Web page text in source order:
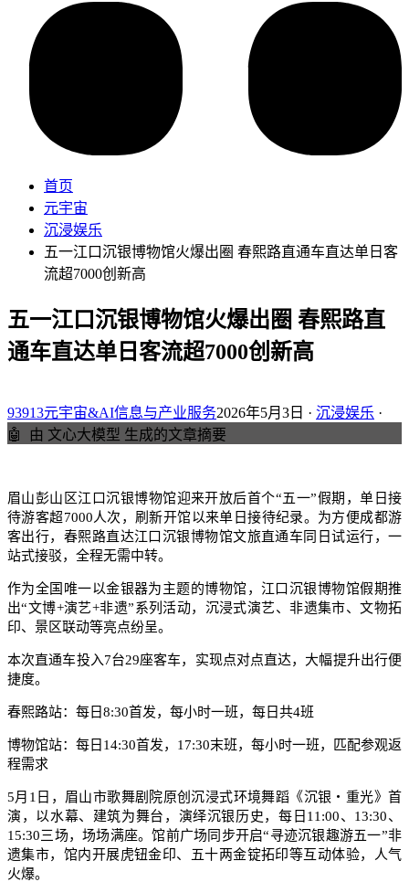
首页
元宇宙
沉浸娱乐
五一江口沉银博物馆火爆出圈 春熙路直通车直达单日客
流超7000创新高
五一江口沉银博物馆火爆出圈 春熙路直
通车直达单日客流超7000创新高
93913元宇宙&AI信息与产业服务2026年5月3日 · 沉浸娱乐 ·
🤖
由 文心大模型 生成的文章摘要
眉山彭山区江口沉银博物馆迎来开放后首个“五一”假期，单日接
待游客超7000人次，刷新开馆以来单日接待纪录。为方便成都游
客出行，春熙路直达江口沉银博物馆文旅直通车同日试运行，一
站式接驳，全程无需中转。
作为全国唯一以金银器为主题的博物馆，江口沉银博物馆假期推
出“文博+演艺+非遗”系列活动，沉浸式演艺、非遗集市、文物拓
印、景区联动等亮点纷呈。
本次直通车投入7台29座客车，实现点对点直达，大幅提升出行便
捷度。
春熙路站：每日8:30首发，每小时一班，每日共4班
博物馆站：每日14:30首发，17:30末班，每小时一班，匹配参观返
程需求
5月1日，眉山市歌舞剧院原创沉浸式环境舞蹈《沉银・重光》首
演，以水幕、建筑为舞台，演绎沉银历史，每日11:00、13:30、
15:30三场，场场满座。馆前广场同步开启“寻迹沉银趣游五一”非
遗集市，馆内开展虎钮金印、五十两金锭拓印等互动体验，人气
火爆。